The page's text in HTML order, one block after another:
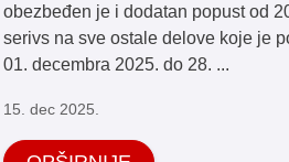
obezbeđen je i dodatan popust od
serivs na sve ostale delove koje je
01. decembra 2025. do 28. ...
15. dec 2025.